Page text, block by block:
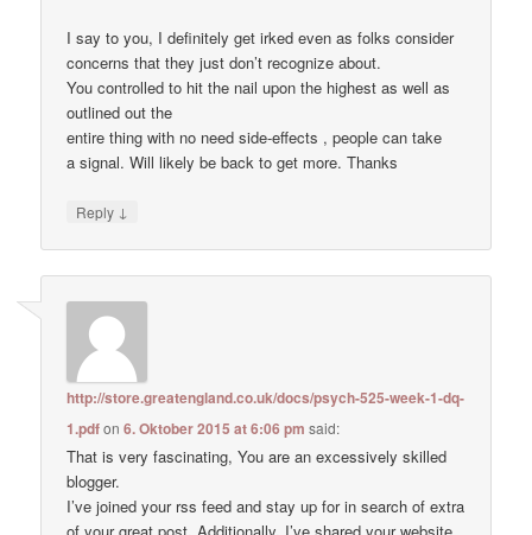
I say to you, I definitely get irked even as folks consider
concerns that they just don’t recognize about.
You controlled to hit the nail upon the highest as well as
outlined out the
entire thing with no need side-effects , people can take
a signal. Will likely be back to get more. Thanks
Reply ↓
http://store.greatengland.co.uk/docs/psych-525-week-1-dq-
1.pdfon6. Oktober 2015 at 6:06 pm said:
That is very fascinating, You are an excessively skilled
blogger.
I’ve joined your rss feed and stay up for in search of extra